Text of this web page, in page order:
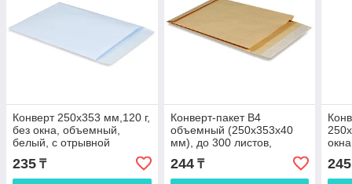
Конверт 250х353 мм,120 г,
без окна, объемный,
белый, с отрывной
полосой по короткой
стороне Blasetti
235 ₸
Конверт-пакет В4
объемный (250х353х40
мм), до 300 листов,
крафт-бумага, отрывная
полоса, 391157
244₸ 245